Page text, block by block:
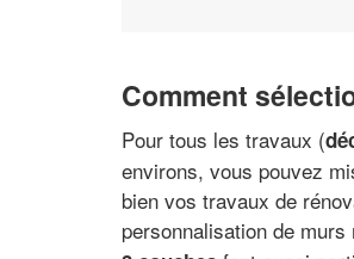
Comment
Pour tous les travaux (
environs, vous pouvez
bien vos travaux de
personnalisation de